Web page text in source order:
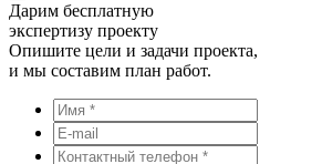
Дарим бесплатную
экспертизу проекту
Опишите цели и задачи проекта,
и мы составим план работ.